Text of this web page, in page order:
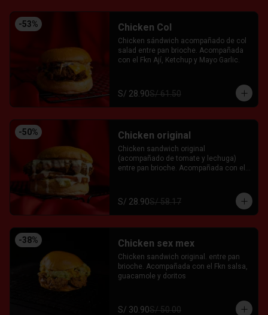
-53% Chicken Col
Chicken sándwich acompañado de col
salad entre pan brioche. Acompañada
con el Fkn Ají, Ketchup y Mayo Garlic.
S/ 28.90S/ 61.50
-50% Chicken original
Chicken sandwich original
(acompañado de tomate y lechuga)
entre pan brioche. Acompañada con el
S/ 28.90S/ 58.17
-38% Chicken sex mex
Chicken sandwich original. entre pan
brioche. Acompañada con el Fkn salsa,
guacamole y doritos
S/ 30.90S/ 50.00